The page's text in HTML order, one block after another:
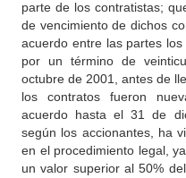
parte de los contratistas;
de vencimiento de dichos
acuerdo entre las partes
por un término de
octubre de 2001, antes de
los contratos fueron
acuerdo hasta el 31 de
según los accionantes, ha
en el procedimiento legal,
un valor superior al 50%